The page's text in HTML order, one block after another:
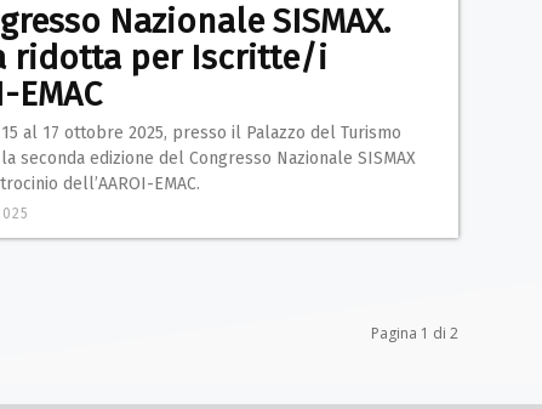
Nazionale SISMAX.
ridotta per Iscritte/i
EMAC
al 17 ottobre 2025, presso il Palazzo del Turismo
seconda edizione del Congresso Nazionale SISMAX
dell’AAROI-EMAC.
Pagina 1 di 2